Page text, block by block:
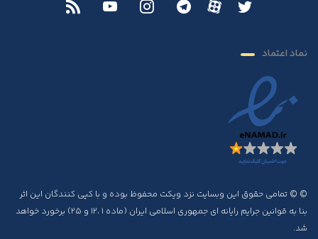
نماد اعتماد
© © تمامی حقوق این وبسایت نزد ویکت محفوظ بوده و با کپی کنندگان این اثر
بنا به قوانین جرایم رایانه ای جمهوری اسلامی ایران (ماده ۱ ،۱۲ و ۲۵) برخورد خواهد
شد.